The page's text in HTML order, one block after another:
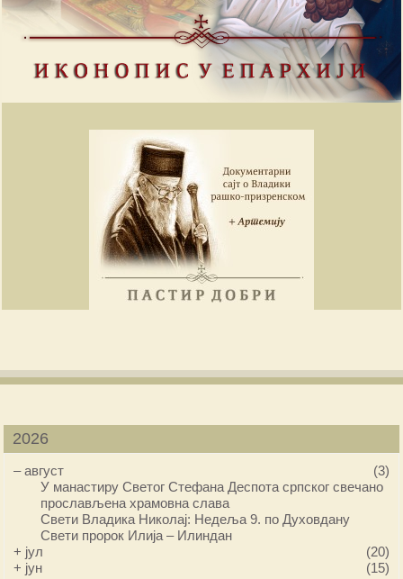
2026
–август
(3)
У манастиру Светог Стефана Деспота српског свечано
прослављена храмовна слава
Свети Владика Николај: Недеља 9. по Духовдану
Свети пророк Илија – Илиндан
+ јул
(20)
+ јун
(15)